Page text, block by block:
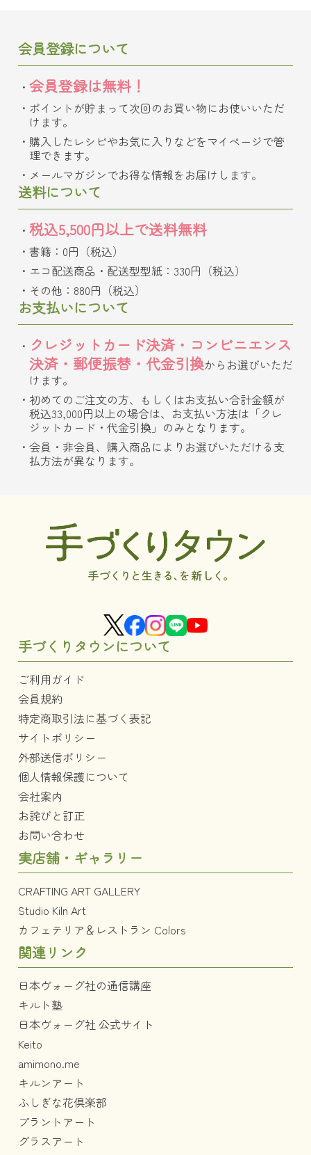
会員登録について
会員登録は無料！
ポイントが貯まって次回のお買い物にお使いいただ
けます。
購入したレシピやお気に入りなどをマイページで管
理できます。
メールマガジンでお得な情報をお届けします。
送料について
税込5,500円以上で送料無料
書籍：0円（税込）
エコ配送商品・配送型型紙：330円（税込）
その他：880円（税込）
お支払いについて
クレジットカード決済・コンビニエンス
決済・郵便振替・代金引換からお選びいただ
けます。
初めてのご注文の方、もしくはお支払い合計金額が
税込33,000円以上の場合は、お支払い方法は「クレ
ジットカード・代金引換」のみとなります。
会員・非会員、購入商品によりお選びいただける支
払方法が異なります。
手づくりタウンについて
ご利用ガイド
会員規約
特定商取引法に基づく表記
サイトポリシー
外部送信ポリシー
個人情報保護について
会社案内
お詫びと訂正
お問い合わせ
実店舗・ギャラリー
CRAFTING ART GALLERY
Studio Kiln Art
カフェテリア＆レストラン Colors
関連リンク
日本ヴォーグ社の通信講座
キルト塾
日本ヴォーグ社 公式サイト
Keito
amimono.me
キルンアート
ふしぎな花倶楽部
プラントアート
グラスアート